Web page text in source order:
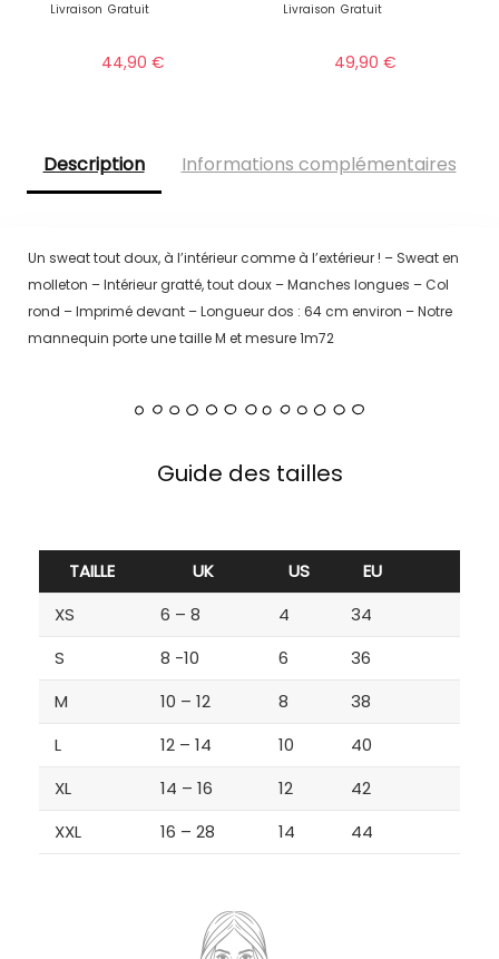
Livraison Gratuit
44,90 €
Livraison Gratuit
49,90€
Description Informations complémentaires
Un sweat tout doux, à l’intérieur comme à l’extérieur ! – Sweat en
molleton – Intérieur gratté, tout doux – Manches longues – Col
rond – Imprimé devant – Longueur dos : 64 cm environ – Notre
mannequin porte une taille M et mesure 1m72
Guide des tailles
TAILLE UK US
EU
XS
6 – 8 4
34
S
8 -10 6
36
M
10 – 12 8
38
L
12 – 14 10
40
XL
14 – 16 12
42
XXL
16 – 28 14 44